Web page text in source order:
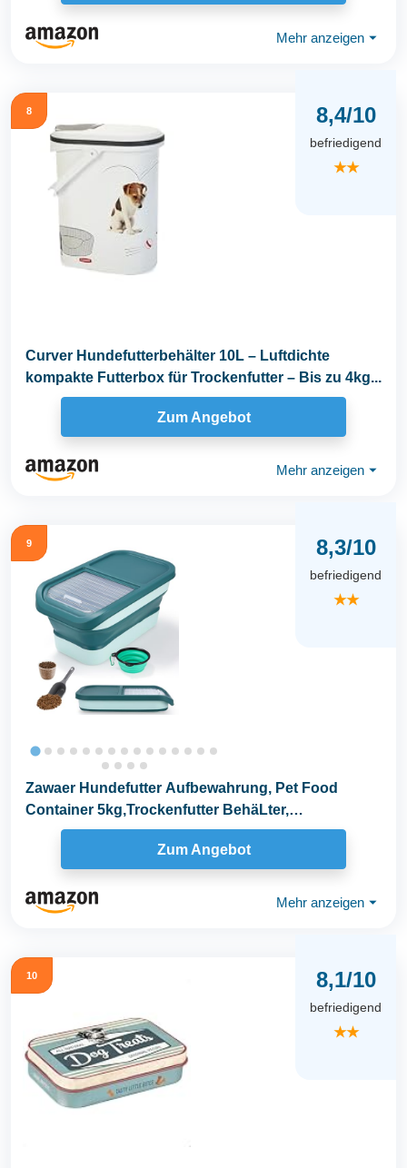
Mehr anzeigen ⏷
8 8,4/10
befriedigend
★★
Curver Hundefutterbehälter 10L – Luftdichte
kompakte Futterbox für Trockenfutter – Bis zu 4kg...
Zum Angebot
Mehr anzeigen ⏷
9 8,3/10
befriedigend
★★
Zawaer Hundefutter Aufbewahrung, Pet Food
Container 5kg,Trockenfutter BehäLter,
Hundefutterbox...
Zum Angebot
Mehr anzeigen ⏷
10 8,1/10
befriedigend
★★